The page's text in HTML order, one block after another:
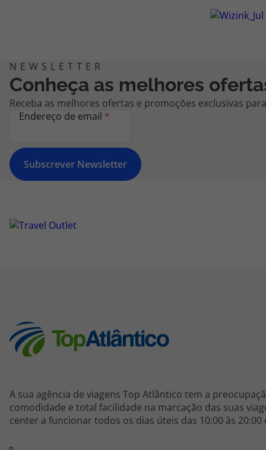
Conheça as melhores
Receba as melhores ofertas e promoções exclusivas
Endereço de email *
Subscrever Newsletter
A sua agência de viagens Top Atlântico tem a
comodidade e total facilidade na marcação das suas
center a funcionar todos os dias úteis das 10:00 às 20:00